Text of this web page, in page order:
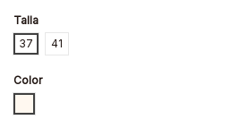
Talla
37
41
Color